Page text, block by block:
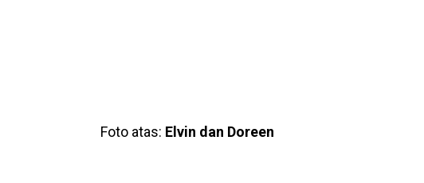
Foto atas: Elvin dan Doreen